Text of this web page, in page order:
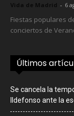
Vida de Madrid - 6
Fiestas populares
conciertos de
Últimos
Se cancela la
Ildefonso ante la